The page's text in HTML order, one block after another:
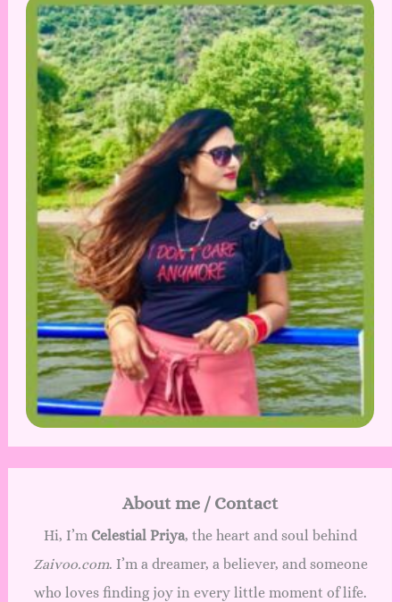
About me / Contact
Hi, I’m Celestial Priya, the heart and soul behind
Zaivoo.com. I’m a dreamer, a believer, and someone
who loves finding joy in every little moment of life.